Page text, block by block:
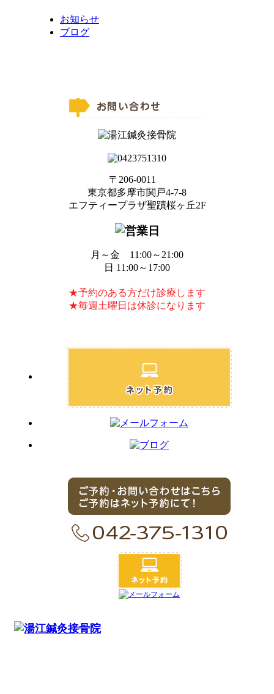
お知らせ
ブログ
〒206-0011
東京都多摩市関戸4-7-8
エフティープラザ聖蹟桜ヶ丘2F
月～金 11:00～21:00
日 11:00～17:00
★予約のある方だけ診療します
★毎週土曜日は休診になります